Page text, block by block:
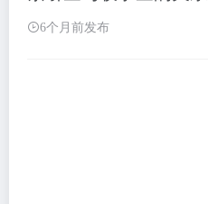
6个月前发布